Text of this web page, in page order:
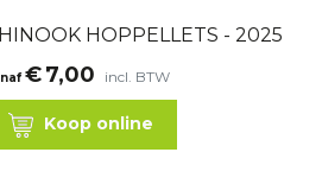
HOPPELLETS - 2025
€7,00 incl. BTW
Koop online